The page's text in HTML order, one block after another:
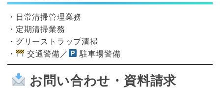
・日常清掃管理業務
・定期清掃業務
・グリーストラップ清掃
・
交通警備／ 駐車場警備
お問い合わせ・資料請求